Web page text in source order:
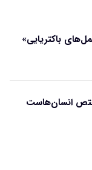
انسان‌هاست